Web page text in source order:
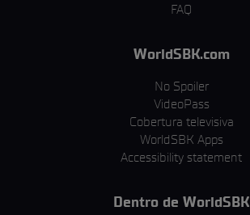
FAQ
WorldSBK.com
No Spoiler
VideoPass
Cobertura televisiva
WorldSBK Apps
Accessibility statement
Dentro de WorldSBK